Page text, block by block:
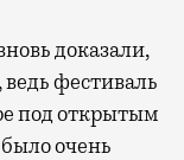
доказали,
фестиваль
под открытым
очень